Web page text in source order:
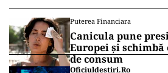
Puterea Financiara
Canicula pune
Europei și
de consum
Oficiuldestiri.ro